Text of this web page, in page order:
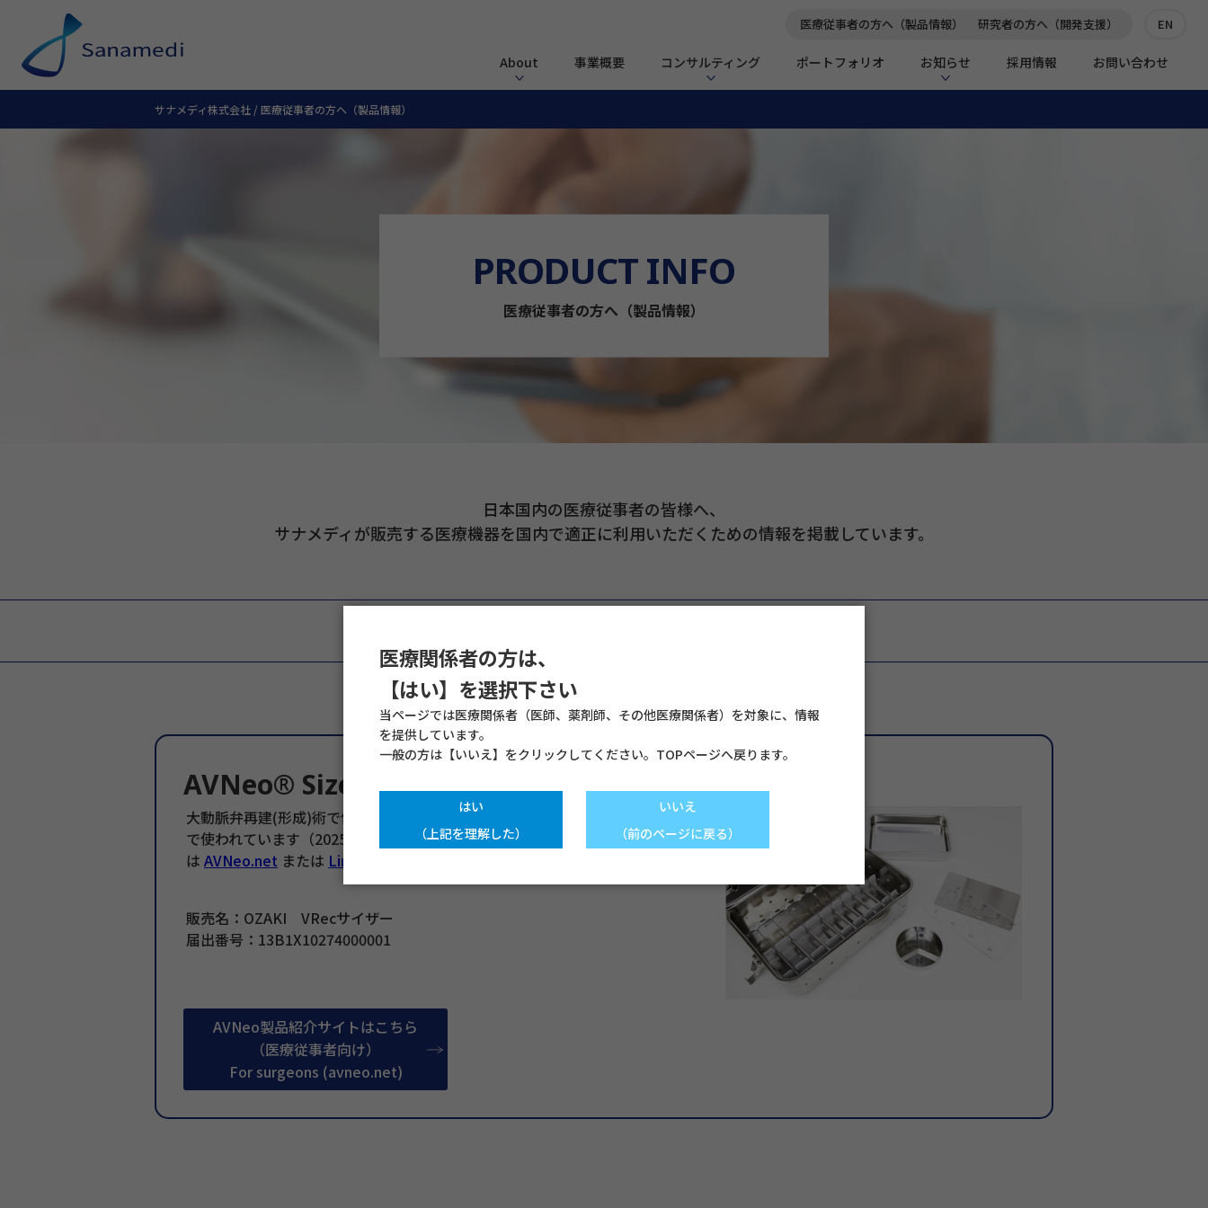
About 事業概要 コンサルティング ポートフォリオ お知らせ 採用情報 お問い合わせ
EN
医療従事者の方へ（製品情報） 研究者の方へ（開発支援）
サナメディ株式会社 /医療従事者の方へ（製品情報）
PRODUCT INFO
医療従事者の方へ（製品情報）
日本国内の医療従事者の皆様へ、
サナメディが販売する医療機器を国内で適正に利用いただくための情報を掲載しています。
AVNeo® Sizer System
大動脈弁再建(形成)術で使用するサイザーセット。世界35カ国以上
で使われています（2025年3月現在）。手術や製品の詳細について
は AVNeo.net または LinkedIn
販売名：OZAKI VRecサイザー
届出番号：13B1X10274000001
AVNeo製品紹介サイトはこちら
（医療従事者向け）
For surgeons (avneo.net)
医療関係者の方は、
【はい】を選択下さい
当ページでは医療関係者（医師、薬剤師、その他医療関係者）を対象に、情報
を提供しています。
一般の方は【いいえ】をクリックしてください。TOPページへ戻ります。
はい
（上記を理解した）
いいえ
（前のページに戻る）